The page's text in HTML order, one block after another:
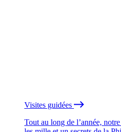
Visites guidées
Tout au long de l’année,